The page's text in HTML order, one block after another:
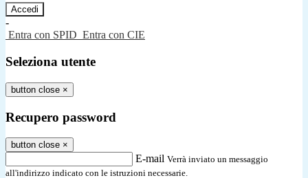
-
Entra con SPID Entra con CIE
Seleziona utente
button close ×
Recupero password
button close ×
E-mail Verrà inviato un messaggio
all'indirizzo indicato con le istruzioni necessarie.